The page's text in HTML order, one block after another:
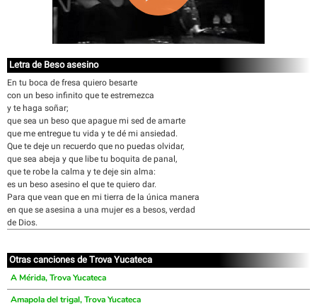
Letra de Beso asesino
En tu boca de fresa quiero besarte
con un beso infinito que te estremezca
y te haga soñar;
que sea un beso que apague mi sed de amarte
que me entregue tu vida y te dé mi ansiedad.
Que te deje un recuerdo que no puedas olvidar,
que sea abeja y que libe tu boquita de panal,
que te robe la calma y te deje sin alma:
es un beso asesino el que te quiero dar.
Para que vean que en mi tierra de la única manera
en que se asesina a una mujer es a besos, verdad
de Dios.
Otras canciones de Trova Yucateca
A Mérida, Trova Yucateca
Amapola del trigal, Trova Yucateca